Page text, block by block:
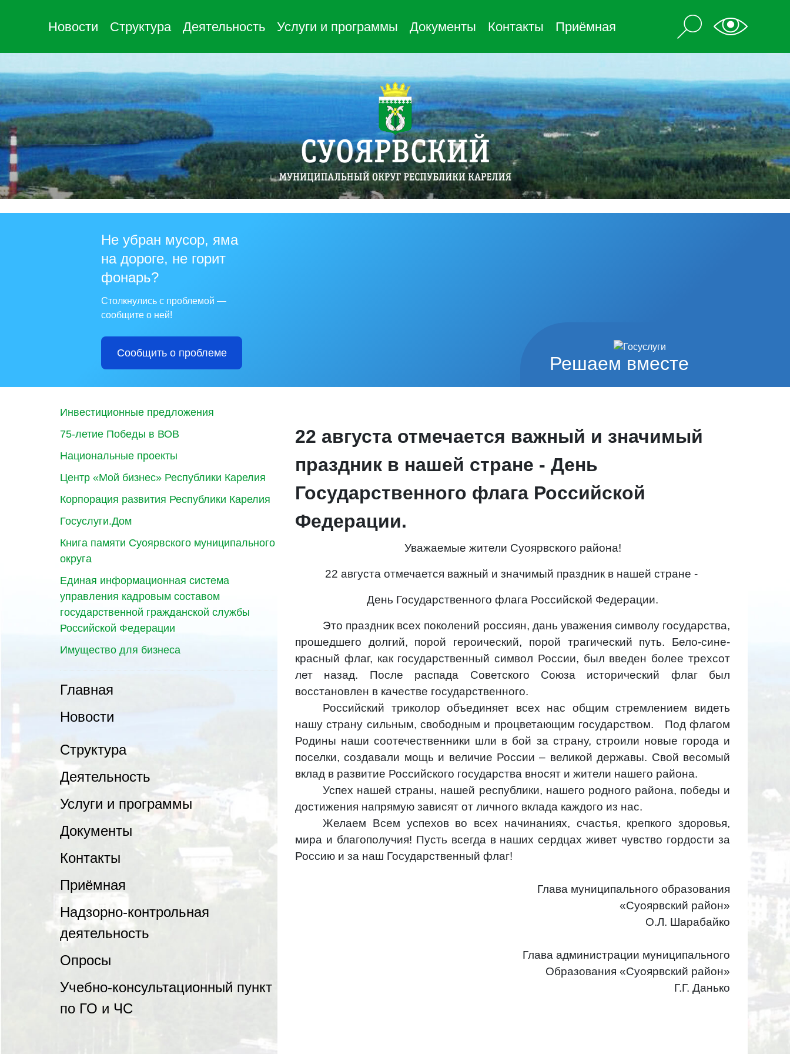
Новости Структура Деятельность Услуги и программы Документы Контакты Приёмная
Решаем вместе
Не убран мусор, яма
на дороге, не горит
фонарь?
Столкнулись с проблемой —
сообщите о ней!
Сообщить о проблеме
Инвестиционные предложения
75-летие Победы в ВОВ
Национальные проекты
Центр «Мой бизнес» Республики Карелия
Корпорация развития Республики Карелия
Госуслуги.Дом
Книга памяти Суоярвского муниципального
округа
Единая информационная система
управления кадровым составом
государственной гражданской службы
Российской Федерации
Имущество для бизнеса
Главная
Новости
Структура
Деятельность
Услуги и программы
Документы
Контакты
Приёмная
Надзорно-контрольная
деятельность
Опросы
Учебно-консультационный пункт
по ГО и ЧС
22 августа отмечается важный и значимый
праздник в нашей стране - День
Государственного флага Российской
Федерации.
Уважаемые жители Суоярвского района!
22 августа отмечается важный и значимый праздник в нашей стране -
День Государственного флага Российской Федерации.
Это праздник всех поколений россиян, дань уважения символу государства,
прошедшего долгий, порой героический, порой трагический путь. Бело-сине-
красный флаг, как государственный символ России, был введен более трехсот
лет назад. После распада Советского Союза исторический флаг был
восстановлен в качестве государственного.
Российский триколор объединяет всех нас общим стремлением видеть
нашу страну сильным, свободным и процветающим государством. Под флагом
Родины наши соотечественники шли в бой за страну, строили новые города и
поселки, создавали мощь и величие России – великой державы. Свой весомый
вклад в развитие Российского государства вносят и жители нашего района.
Успех нашей страны, нашей республики, нашего родного района, победы и
достижения напрямую зависят от личного вклада каждого из нас.
Желаем Всем успехов во всех начинаниях, счастья, крепкого здоровья,
мира и благополучия! Пусть всегда в наших сердцах живет чувство гордости за
Россию и за наш Государственный флаг!
Глава муниципального образования
«Суоярвский район»
О.Л. Шарабайко
Глава администрации муниципального
Образования «Суоярвский район»
Г.Г. Данько